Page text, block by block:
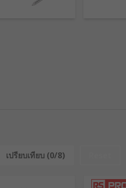
and finishes such as
with plastic and wood in a
brand RS Pro provide the
two materials and a
which spreads across
เปรียบเทียบ (0/8)